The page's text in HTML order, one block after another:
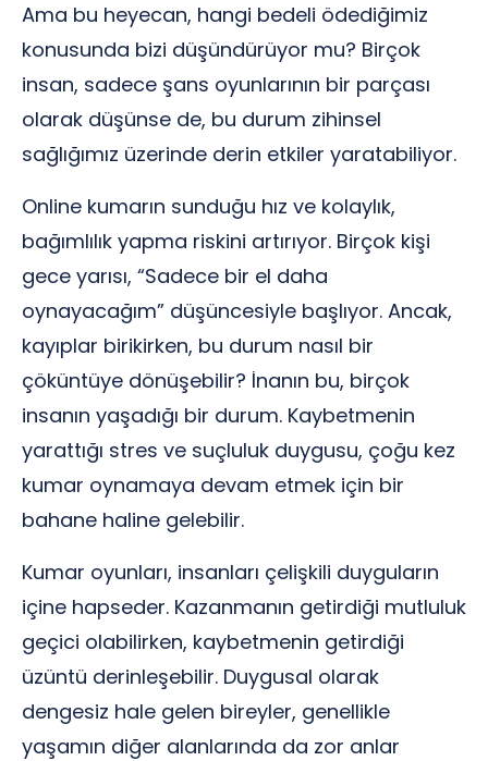
Ama bu heyecan, hangi bedeli ödediğimiz
konusunda bizi düşündürüyor mu? Birçok
insan, sadece şans oyunlarının bir parçası
olarak düşünse de, bu durum zihinsel
sağlığımız üzerinde derin etkiler yaratabiliyor.
Online kumarın sunduğu hız ve kolaylık,
bağımlılık yapma riskini artırıyor. Birçok kişi
gece yarısı, “Sadece bir el daha
oynayacağım” düşüncesiyle başlıyor. Ancak,
kayıplar birikirken, bu durum nasıl bir
çöküntüye dönüşebilir? İnanın bu, birçok
insanın yaşadığı bir durum. Kaybetmenin
yarattığı stres ve suçluluk duygusu, çoğu kez
kumar oynamaya devam etmek için bir
bahane haline gelebilir.
Kumar oyunları, insanları çelişkili duyguların
içine hapseder. Kazanmanın getirdiği mutluluk
geçici olabilirken, kaybetmenin getirdiği
üzüntü derinleşebilir. Duygusal olarak
dengesiz hale gelen bireyler, genellikle
yaşamın diğer alanlarında da zor anlar